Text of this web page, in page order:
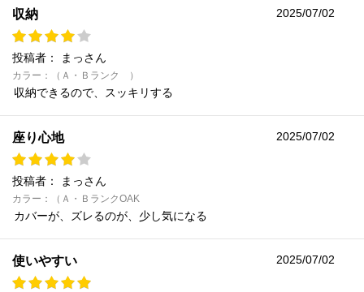
収納 2025/07/02
投稿者： まっさん
カラー：（Ａ・Ｂランク ）
収納できるので、スッキリする
座り心地 2025/07/02
投稿者： まっさん
カラー：（Ａ・ＢランクOAK
カバーが、ズレるのが、少し気になる
使いやすい 2025/07/02